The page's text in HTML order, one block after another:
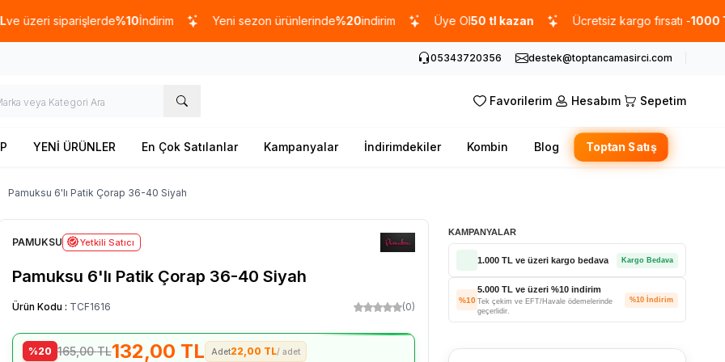
siparişlerde%10İndirim Yeni sezon ürünlerinde%20indirim Üye Ol 50 tl kazan Ücretsiz kargo fırsatı - 1000 TL
05343720356 destek@toptancamasirci.com
Favorilerim Hesabım Sepetim
YENİ ÜRÜNLER En Çok Satılanlar Kampanyalar İndirimdekiler Kombin Blog Toptan Satış
Pamuksu 6'lı Patik Çorap 36-40 Siyah
PAMUKSU Yetkili Satıcı
Pamuksu 6'lı Patik Çorap 36-40 Siyah
Ürün Kodu : TCF1616 (0)
%20 165,00TL132,00 TL 22,00 TL/ adet
KAMPANYALAR
1.000 TL ve üzeri kargo bedava Kargo Bedava
%10
5.000 TL ve üzeri %10 indirim
Tek çekim ve EFT/Havale ödemelerinde
geçerlidir.
%10 İndirim